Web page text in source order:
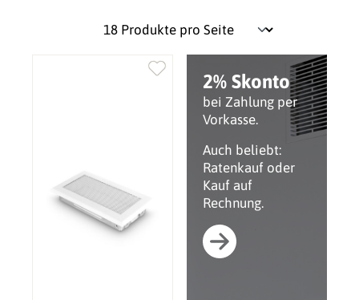
2% Skonto
bei Zahlung per
Vorkasse.
Auch beliebt:
Ratenkauf oder
Kauf auf
Rechnung.